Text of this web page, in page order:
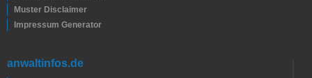
Muster Disclaimer
Impressum Generator
anwaltinfos.de